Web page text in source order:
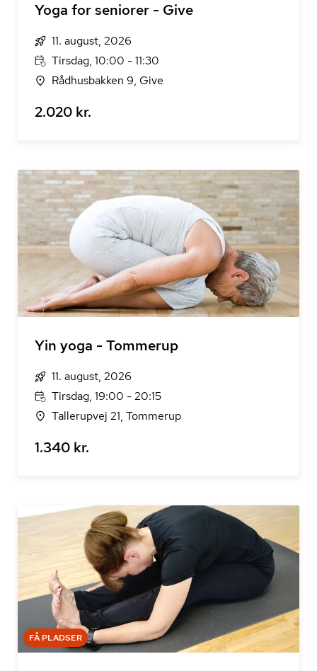
Yoga for seniorer - Give
11. august, 2026
Tirsdag, 10:00 - 11:30
Rådhusbakken 9, Give
2.020 kr.
Yin yoga - Tommerup
11. august, 2026
Tirsdag, 19:00 - 20:15
Tallerupvej 21, Tommerup
1.340 kr.
FÅ PLADSER